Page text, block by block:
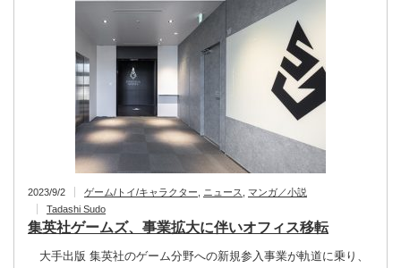
2023/9/2 ゲーム/トイ/キャラクター ニュース
マンガ／小説
Tadashi Sudo
集英社ゲームズ、事業拡大に伴いオフィス移転
大手出版 集英社のゲーム分野への新規参入事業が軌道に乗り、